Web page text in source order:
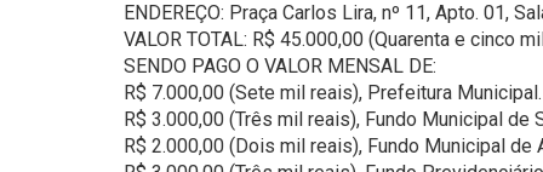
ENDEREÇO: Praça Carlos Lira, nº 11, Apto. 01,
VALOR TOTAL: R$ 45.000,00 (Quarenta e cinco
SENDO PAGO O VALOR MENSAL DE:
R$ 7.000,00 (Sete mil reais), Prefeitura Municipal.
R$ 3.000,00 (Três mil reais), Fundo Municipal de
R$ 2.000,00 (Dois mil reais), Fundo Municipal de